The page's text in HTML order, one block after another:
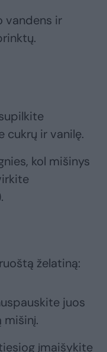
vandens ir
cukrų ir vanilę.
kol mišinys
želatiną:
juos
mišinį.
įmaišykite